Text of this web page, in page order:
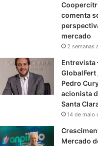
comenta
mercado
2 semanas
Entrevista
GlobalFert
Pedro
acionista
Santa
14 de maio
Mercado